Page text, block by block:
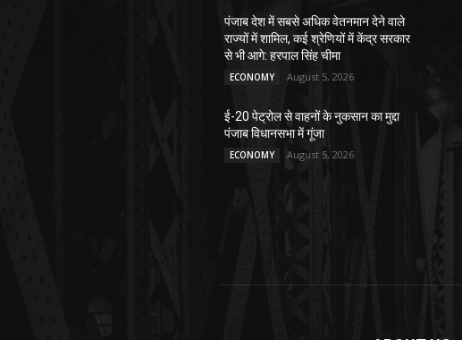
पंजाब देश में सबसे अधिक वेतनमान देने वाले
राज्यों में शामिल, कई श्रेणियों में केंद्र सरकार
से भी आगे: हरपाल सिंह चीमा
ECONOMY August 5, 2026
ई-20 पेट्रोल से वाहनों के नुकसान का मुद्दा
पंजाब विधानसभा में गूंजा
ECONOMY August 5, 2026